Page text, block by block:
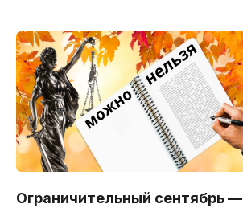
Ограничительный сентябрь —